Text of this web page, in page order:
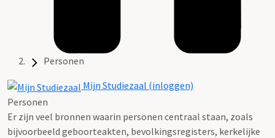
Personen
Mijn Studiezaal (inloggen)
Personen
Er zijn veel bronnen waarin personen centraal staan, zoals
bijvoorbeeld geboorteakten, bevolkingsregisters, kerkelijke